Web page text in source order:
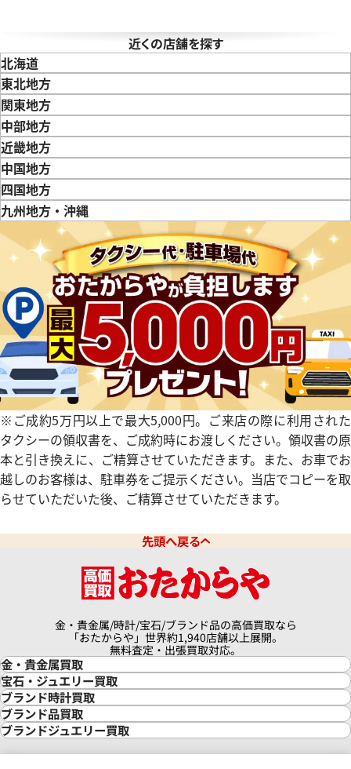
ミッレミリア 2019 レースエ
格
日時点の参考買取価格です
ショパール ミッレミリア
参考買取価格
381,000円
※2024年3月9日時点の参考買
ッレミリア 8565
日時点の参考買取価格です
ショパール ミッレミリア
319,000円
※2024年2月27日時点の参考
近くの店舗を探す
北海道
東北地方
青森県岩手県
関東地方
東京都神奈川県
中部地方
新潟県富山県
近畿地方
三重県滋賀県
中国地方
鳥取県島根県
四国地方
徳島県香川県愛媛県
九州地方・沖縄
福岡県
佐賀県 長崎県 熊本県大分県宮崎県鹿児島県
※ご成約5万円以上で最大5,000円。ご来店の際に利用された
タクシーの領収書を、ご成約時にお渡しください。領収書の原
本と引き換えに、ご精算させていただきます。また、お車でお
越しのお客様は、駐車券をご提示ください。当店でコピーを取
らせていただいた後、ご精算させていただきます。
先頭へ戻る
金・貴金属/時計/宝石/ブランド品の高価買取なら
「おたからや」世界約1,940店舗以上展開。
無料査定・出張買取対応。
金・貴金属買取
金買取
金の相場価格情報
金の参考買取価格一覧
インゴット買取
インゴットの相場価格情報
24金買取
宝石・ジュエリー買取
宝石・ジュエリー買取
ダイヤモンド買取
ダイヤモンド・宝石の参考価格一覧
リング・結婚指輪買取
エメラルド買取
ブランド時計買取
時計買取
ロレックス買取
ロレックス デイトナ買取
ロレックス サブマリーナー買取
ブランド品買取
ブランド買取
ブランドジュエリー買取